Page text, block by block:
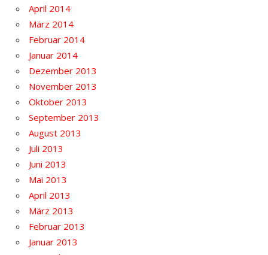
April 2014
März 2014
Februar 2014
Januar 2014
Dezember 2013
November 2013
Oktober 2013
September 2013
August 2013
Juli 2013
Juni 2013
Mai 2013
April 2013
März 2013
Februar 2013
Januar 2013